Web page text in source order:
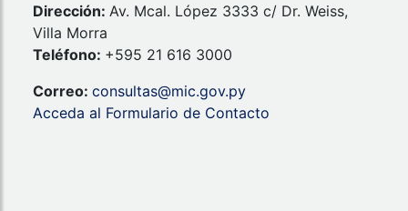
Dirección: Av. Mcal. López 3333 c/ Dr. Weiss,
Villa Morra
Teléfono: +595 21 616 3000
Correo: consultas@mic.gov.py
Acceda al Formulario de Contacto